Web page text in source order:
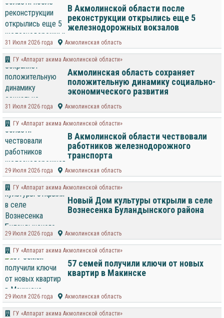
В Акмолинской области после
реконструкции открылись еще 5
железнодорожных вокзалов
31 Июля 2026 года Акмолинская область
ГУ «Аппарат акима Акмолинской области»
Акмолинская область сохраняет
положительную динамику социально-
экономического развития
31 Июля 2026 года Акмолинская область
ГУ «Аппарат акима Акмолинской области»
В Акмолинской области чествовали
работников железнодорожного
транспорта
29 Июля 2026 года Акмолинская область
ГУ «Аппарат акима Акмолинской области»
Новый Дом культуры открыли в селе
Вознесенка Буландынского района
29 Июля 2026 года Акмолинская область
ГУ «Аппарат акима Акмолинской области»
57 семей получили ключи от новых
квартир в Макинске
29 Июля 2026 года Акмолинская область
ГУ «Аппарат акима Акмолинской области»